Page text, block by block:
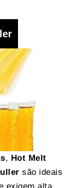
, Hot Melt
são ideais